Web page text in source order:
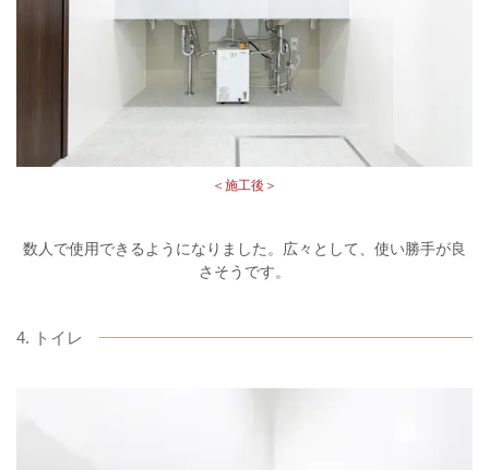
＜施工後＞
数人で使用できるようになりました。広々として、使い勝手が良
さそうです。
4. トイレ